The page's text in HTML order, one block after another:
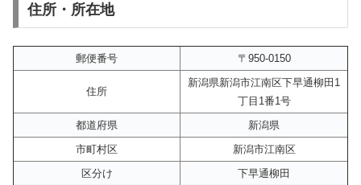
住所・所在地
郵便番号 〒950-0150
住所
新潟県新潟市江南区下早通柳田1
丁目1番1号
都道府県
新潟県
市町村区
新潟市江南区
区分け
下早通柳田